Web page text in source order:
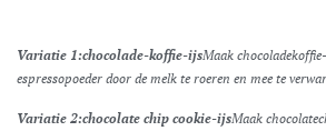
Variatie 1:chocolade-koffie-ijsMaak
espressopoeder door de melk te roeren en mee te
Variatie 2:chocolate chip cookie-ijsMaak